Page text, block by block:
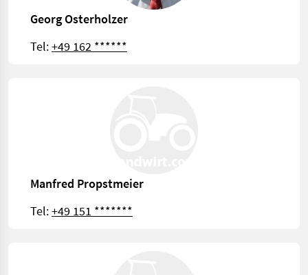
Georg Osterholzer
Tel:+49 162 ******
Manfred Propstmeier
Tel:+49 151 *******